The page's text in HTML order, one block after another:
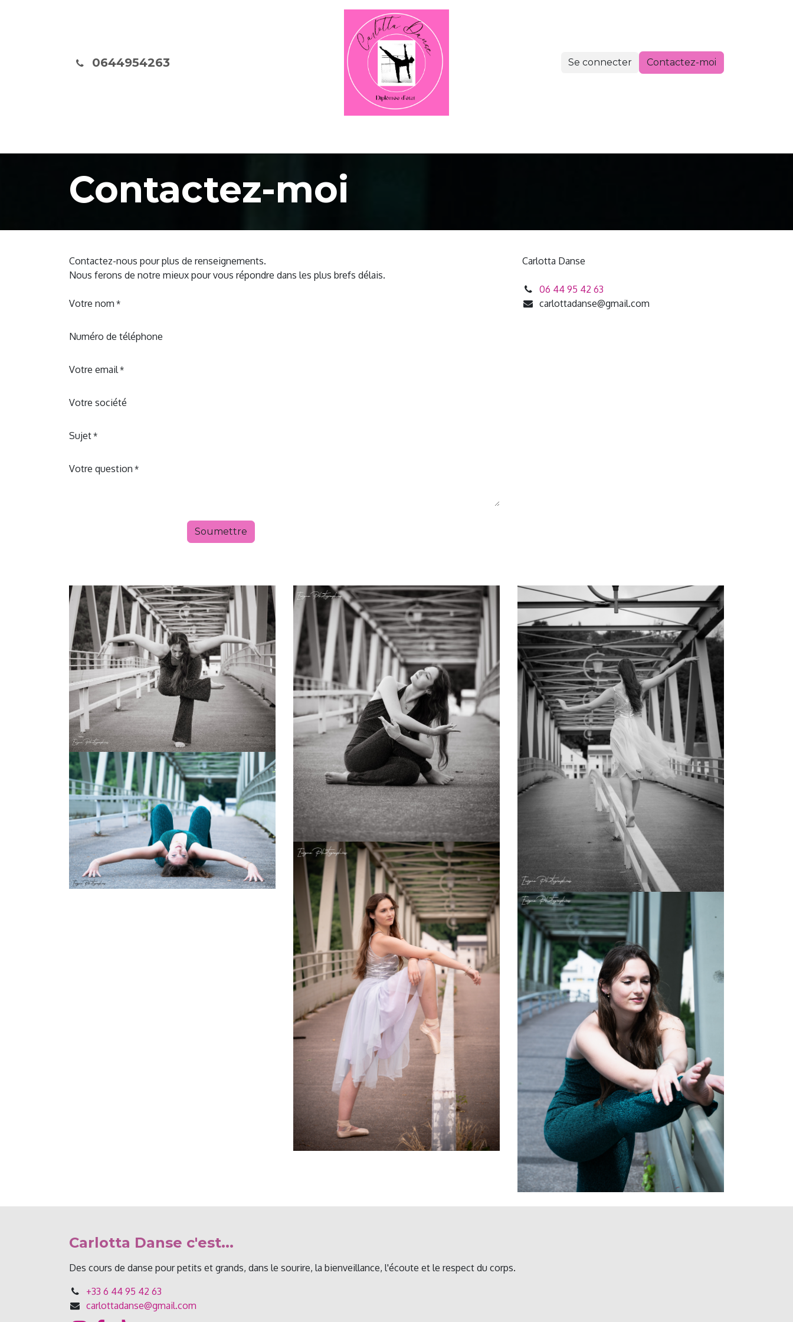
0644954263 Se connecter Contactez-moi
Contactez-moi
Contactez-nous pour plus de renseignements.
Nous ferons de notre mieux pour vous répondre dans les plus brefs délais.
Votre nom *
Numéro de téléphone
Votre email*
Votre société
Sujet*
Votre question *
Soumettre
Carlotta Danse
06 44 95 42 63
carlottadanse@gmail.com
Carlotta Danse c'est...
Des cours de danse pour petits et grands, dans le sourire, la bienveillance, l'écoute et le respect du corps.
+33 6 44 95 42 63
carlottadanse@gmail.com